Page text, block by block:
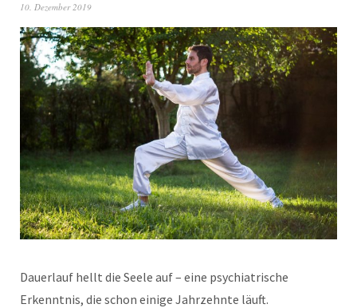
10. Dezember 2019
Dauerlauf hellt die Seele auf – eine psychiatrische
Erkenntnis, die schon einige Jahrzehnte läuft.